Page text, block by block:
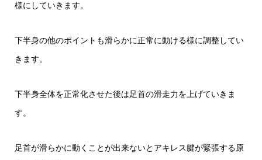
様にしていきます。
下半身の他のポイントも滑らかに正常に動ける様に調整してい
きます。
下半身全体を正常化させた後は足首の滑走力を上げていきま
す。
足首が滑らかに動くことが出来ないとアキレス腱が緊張する原